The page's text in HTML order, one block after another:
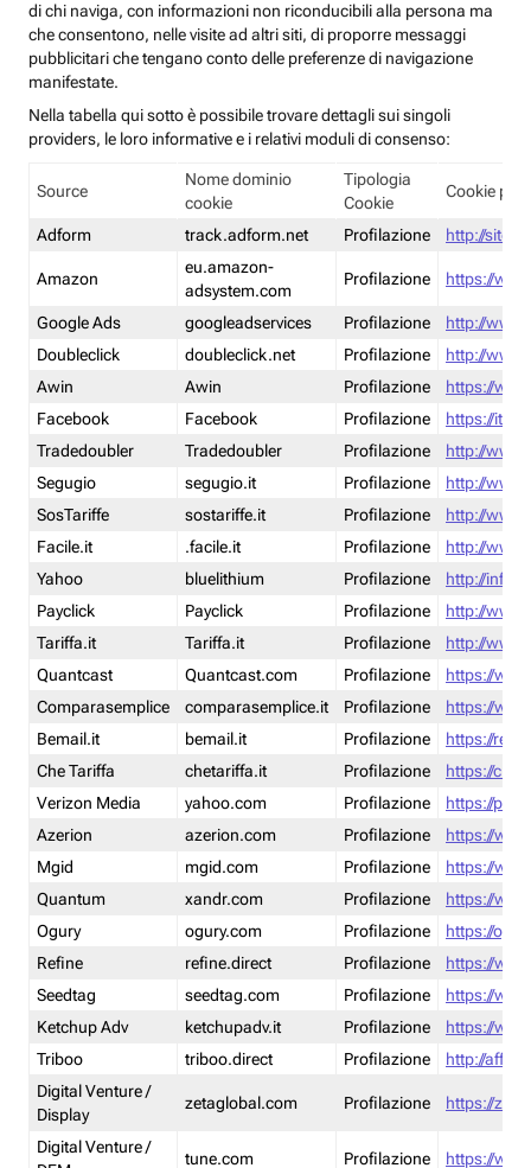
di chi naviga, con informazioni non riconducibili alla persona ma
che consentono, nelle visite ad altri siti, di proporre messaggi
pubblicitari che tengano conto delle preferenze di navigazione
manifestate.
Nella tabella qui sotto è possibile trovare dettagli sui singoli
providers, le loro informative e i relativi moduli di consenso:
Source
Nome dominio
cookie
Tipologia
Cookie
Cookie
Adform track.adform.net Profilazione http://
Amazon
eu.amazon-
adsystem.com
Profilazione https://
Google Ads googleadservices Profilazione
http://
Doubleclick
doubleclick.net Profilazione
http://
Awin
Awin Profilazione
https://
Facebook
Facebook Profilazione
https://it-
Tradedoubler
Tradedoubler Profilazione
http://
Segugio
segugio.it Profilazione
http://
SosTariffe
sostariffe.it Profilazione
http://
Facile.it
.facile.it Profilazione
http://
Yahoo
bluelithium Profilazione
http://
Payclick
Payclick Profilazione
http://
Tariffa.it
Tariffa.it Profilazione
http://
Quantcast
Quantcast.com Profilazione
https://
Comparasemplice
comparasemplice.it Profilazione
https://
Bemail.it
bemail.it Profilazione
https://
Che Tariffa
chetariffa.it Profilazione
https://
Verizon Media
yahoo.com Profilazione
https://
Azerion
azerion.com Profilazione
https://
Mgid
mgid.com Profilazione
https://
Quantum
xandr.com Profilazione
https://
Ogury
ogury.com Profilazione
https://
Refine
refine.direct Profilazione
https://
Seedtag
seedtag.com Profilazione
https://
Ketchup Adv
ketchupadv.it Profilazione
https://
Triboo
triboo.direct Profilazione
http://
Digital Venture /
Display
zetaglobal.com Profilazione https://
Digital Venture /
tune.com Profilazione https://